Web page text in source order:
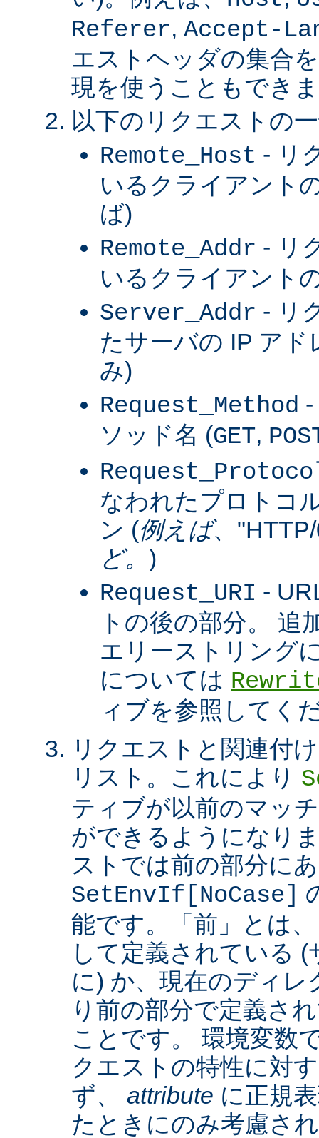
Referer, Accept-
エストヘッダの集合
現を使うこともでき
以下のリクエストの
Remote_Host - リ
いるクライアント
ば)
Remote_Addr - リ
いるクライアント
Server_Addr - リ
たサーバの IP アド
み)
Request_Method
ソッド名 (GET,
なわれたプロトコ
ン (例えば、
ど。 )
Request_URI -
トの後の部分。 追
エリーストリング
については
ィブを参照してく
リクエストと関連付
リスト。これにより
ティブが以前のマッ
ができるようになり
ストでは前の部分に
SetEnvIf[NoCase]
能です。「前」とは
して定義されている
に) か、現在のディ
り前の部分で定義さ
ことです。 環境変数
クエストの特性に対
ず、 attribute に正規
たときにのみ考慮さ